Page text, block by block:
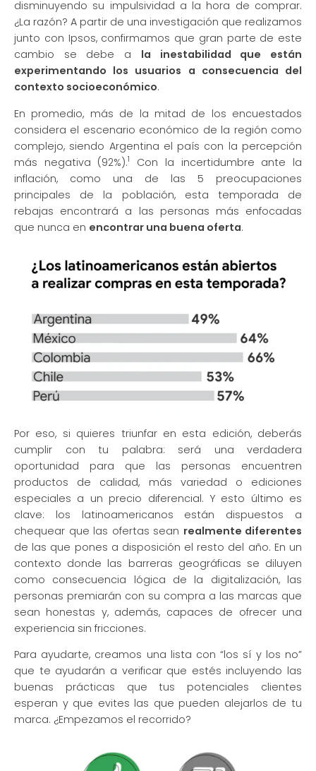
disminuyendo su impulsividad a la hora de comprar.
¿La razón? A partir de una investigación que realizamos
junto con Ipsos, confirmamos que gran parte de este
cambio se debe a la inestabilidad que están
experimentando los usuarios a consecuencia del
contexto socioeconómico.
En promedio, más de la mitad de los encuestados
considera el escenario económico de la región como
complejo, siendo Argentina el país con la percepción
más negativa (92%).1
Con la incertidumbre ante la
inflación, como una de las 5 preocupaciones
principales de la población, esta temporada de
rebajas encontrará a las personas más enfocadas
que nunca en encontrar una buena oferta.
Por eso, si quieres triunfar en esta edición, deberás
cumplir con tu palabra: será una verdadera
oportunidad para que las personas encuentren
productos de calidad, más variedad o ediciones
especiales a un precio diferencial. Y esto último es
clave: los latinoamericanos están dispuestos a
chequear que las ofertas sean realmente diferentes
de las que pones a disposición el resto del año. En un
contexto donde las barreras geográficas se diluyen
como consecuencia lógica de la digitalización, las
personas premiarán con su compra a las marcas que
sean honestas y, además, capaces de ofrecer una
experiencia sin fricciones.
Para ayudarte, creamos una lista con “los sí y los no”
que te ayudarán a verificar que estés incluyendo las
buenas prácticas que tus potenciales clientes
esperan y que evites las que pueden alejarlos de tu
marca. ¿Empezamos el recorrido?